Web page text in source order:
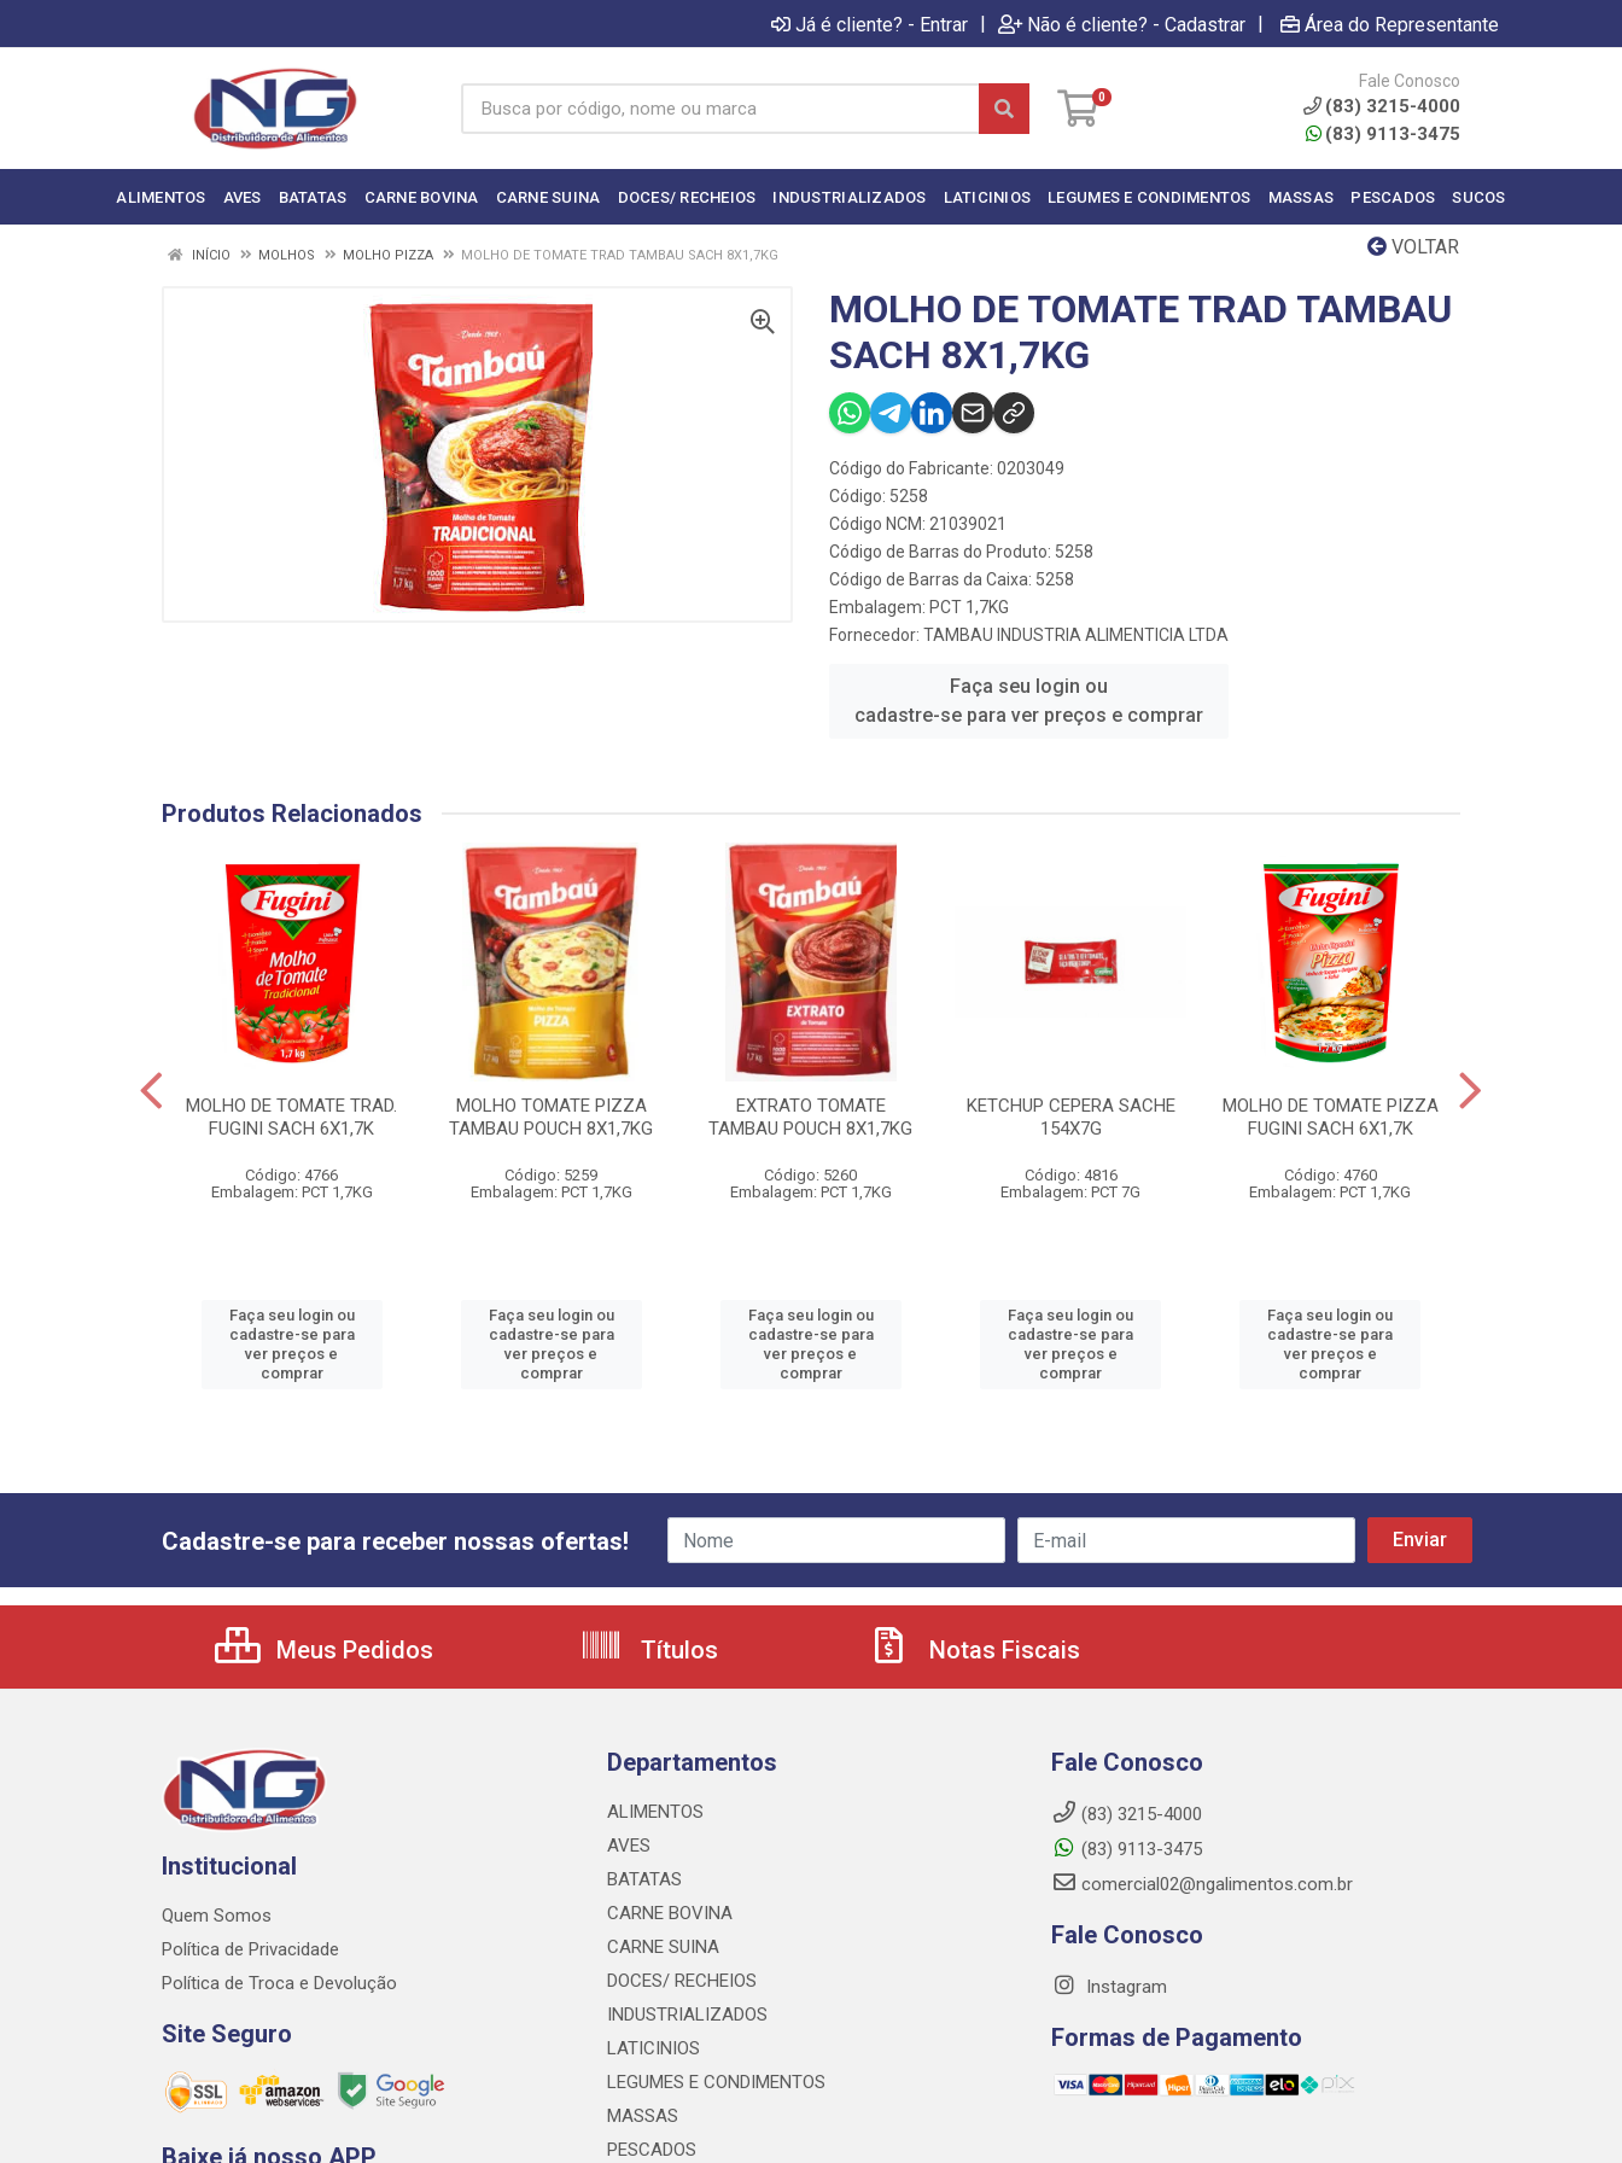
Já é cliente? - Entrar | Não é cliente? - Cadastrar | Área do Representante
0
Fale Conosco
(83) 3215-4000
(83) 9113-3475
ALIMENTOS AVES BATATAS CARNE BOVINA CARNE SUINA DOCES/ RECHEIOS INDUSTRIALIZADOS LATICINIOS LEGUMES E CONDIMENTOS MASSAS PESCADOS SUCOS
VOLTAR
INÍCIO MOLHOS MOLHO PIZZA MOLHO DE TOMATE TRAD TAMBAU SACH 8X1,7KG
MOLHO DE TOMATE TRAD TAMBAU
SACH 8X1,7KG
Código do Fabricante: 0203049
Código: 5258
Código NCM: 21039021
Código de Barras do Produto: 5258
Código de Barras da Caixa: 5258
Embalagem: PCT 1,7KG
Fornecedor: TAMBAU INDUSTRIA ALIMENTICIA LTDA
Faça seu login ou
cadastre-se para ver preços e comprar
Produtos Relacionados
MOLHO DE TOMATE TRAD.
FUGINI SACH 6X1,7K
Código: 4766
Embalagem: PCT 1,7KG
Faça seu login ou
cadastre-se para
ver preços e
comprar
MOLHO TOMATE PIZZA
TAMBAU POUCH 8X1,7KG
Código: 5259
Embalagem: PCT 1,7KG
Faça seu login ou
cadastre-se para
ver preços e
comprar
EXTRATO TOMATE
TAMBAU POUCH 8X1,7KG
Código: 5260
Embalagem: PCT 1,7KG
Faça seu login ou
cadastre-se para
ver preços e
comprar
KETCHUP CEPERA SACHE
154X7G
Código: 4816
Embalagem: PCT 7G
Faça seu login ou
cadastre-se para
ver preços e
comprar
MOLHO DE TOMATE PIZZA
FUGINI SACH 6X1,7K
Código: 4760
Embalagem: PCT 1,7KG
Faça seu login ou
cadastre-se para
ver preços e
comprar
Cadastre-se para receber nossas ofertas!
Meus Pedidos Títulos Notas Fiscais
Institucional
Quem Somos
Política de Privacidade
Política de Troca e Devolução
Site Seguro
Baixe já nosso APP
Departamentos
ALIMENTOS
AVES
BATATAS
CARNE BOVINA
CARNE SUINA
DOCES/ RECHEIOS
INDUSTRIALIZADOS
LATICINIOS
LEGUMES E CONDIMENTOS
MASSAS
PESCADOS
Fale Conosco
(83) 3215-4000
(83) 9113-3475
comercial02@ngalimentos.com.br
Fale Conosco
Instagram
Formas de Pagamento